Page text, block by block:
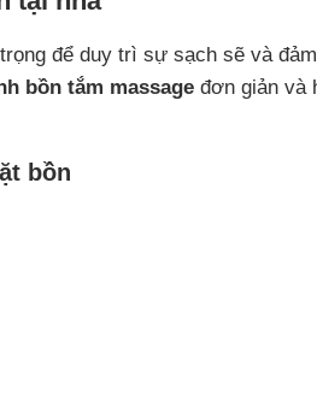
để duy trì sự sạch sẽ và
bồn tắm massage đơn giản và
bồn